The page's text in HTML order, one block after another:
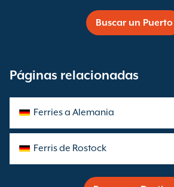
Buscar un Puerto
Páginas relacionadas
Ferries a Alemania
Ferris de Rostock